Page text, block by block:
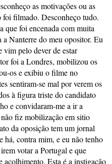
as motivações ou as
filmado. Desconheço tudo.
que foi encenada com muita
Nanterre do meu opositor. Eu
vim pelo dever de estar
foi a Londres, mobilizou os
os e exibiu o filme no
sentiram-se mal por verem os
à figura triste do candidato
e convidaram-me a ir a
fiz mobilização em sitio
da oposição tem um jornal
há, contra mim, e eu não tenho
votar a Portugal e que
acolhimento. Esta é a instigação